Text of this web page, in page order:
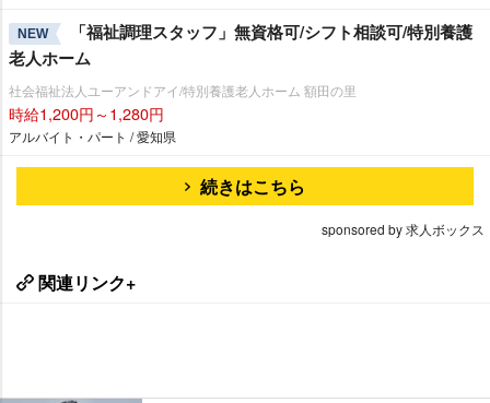
NEW
「福祉調理スタッフ」無資格可/シフト相談可/特別養護
老人ホーム
社会福祉法人ユーアンドアイ/特別養護老人ホーム 額田の里
時給1,200円～1,280円
アルバイト・パート / 愛知県
続きはこちら
sponsored by 求人ボックス
関連リンク+